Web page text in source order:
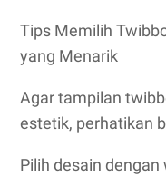
Tips Memilih
yang Menarik
Agar tampilan
estetik, perhatikan
Pilih desain